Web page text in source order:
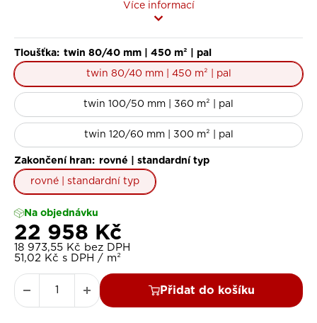
bude vypočtena na základě
dopravce. Objednávka bude považována za závaznou až
poté, co zákazník potvrdí cenu dopravy.
Více informací
Tloušťka: twin 80/40 mm | 450 m² | pal
twin 80/40 mm | 450 m² | pal
twin 100/50 mm | 360 m² | pal
twin 120/60 mm | 300 m² | pal
Zakončení hran: rovné | standardní typ
rovné | standardní typ
Na objednávku
Slevová cena
22 958 Kč
18 973,55 Kč bez DPH
51,02 Kč s DPH / m²
Přidat do košíku